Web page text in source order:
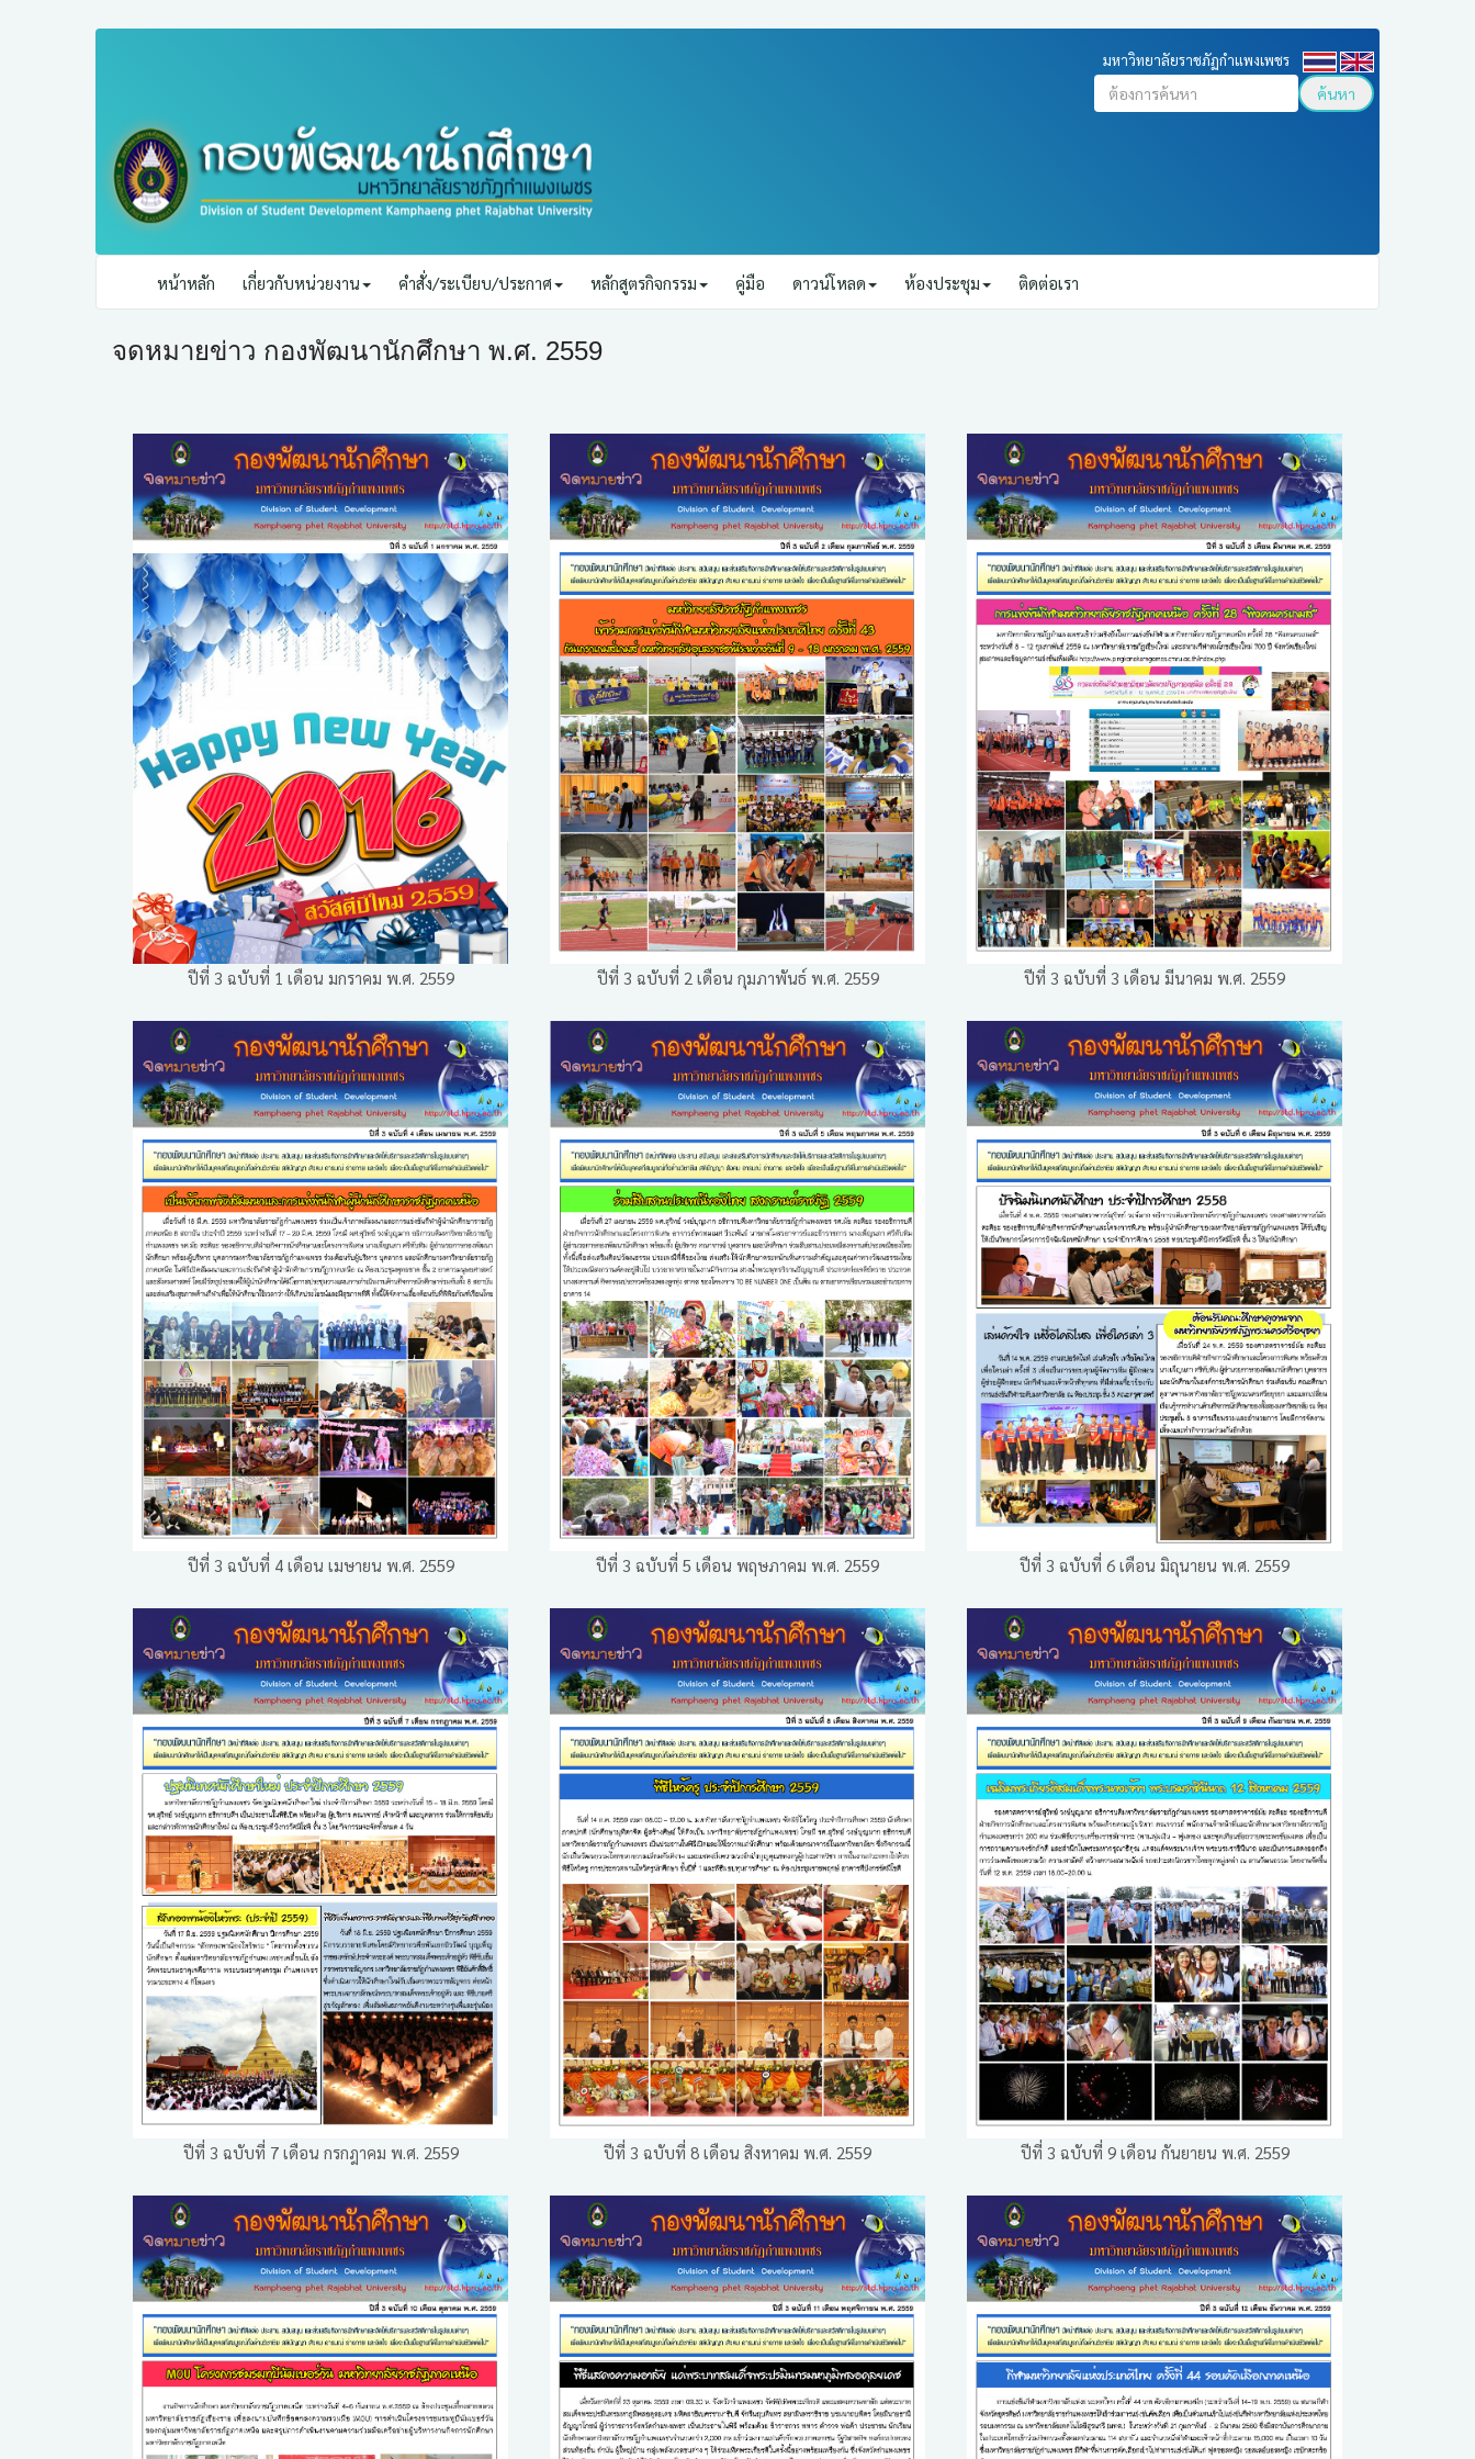
มหาวิทยาลัยราชภัฏกำแพงเพชร
ค้นหา
หน้าหลัก เกี่ยวกับหน่วยงาน คำสั่ง/ระเบียบ/ประกาศ หลักสูตรกิจกรรม คู่มือ ดาวน์โหลด ห้องประชุม ติดต่อเรา
จดหมายข่าว กองพัฒนานักศึกษา พ.ศ. 2559
ปีที่ 3 ฉบับที่ 1 เดือน มกราคม พ.ศ. 2559 ปีที่ 3 ฉบับที่ 2 เดือน กุมภาพันธ์ พ.ศ. 2559 ปีที่ 3 ฉบับที่ 3 เดือน มีนาคม พ.ศ. 2559
ปีที่ 3 ฉบับที่ 4 เดือน เมษายน พ.ศ. 2559 ปีที่ 3 ฉบับที่ 5 เดือน พฤษภาคม พ.ศ. 2559 ปีที่ 3 ฉบับที่ 6 เดือน มิถุนายน พ.ศ. 2559
ปีที่ 3 ฉบับที่ 7 เดือน กรกฎาคม พ.ศ. 2559 ปีที่ 3 ฉบับที่ 8 เดือน สิงหาคม พ.ศ. 2559 ปีที่ 3 ฉบับที่ 9 เดือน กันยายน พ.ศ. 2559